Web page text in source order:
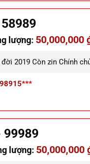
lượng: 50,000,000
đời 2019 Còn zin Chính
99989
lượng: 50,000,000